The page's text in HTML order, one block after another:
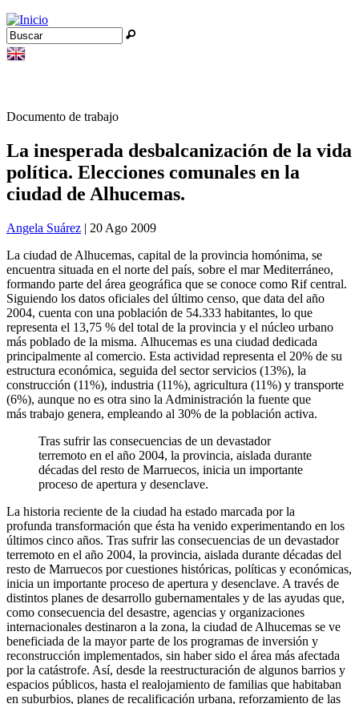
Jump to navigation
Formulario de búsqueda
Buscar
Documento de trabajo
La inesperada desbalcanización de la vida
política. Elecciones comunales en la
ciudad de Alhucemas.
Angela Suárez | 20 Ago 2009
La ciudad de Alhucemas, capital de la provincia homónima, se
encuentra situada en el norte del país, sobre el mar Mediterráneo,
formando parte del área geográfica que se conoce como Rif central.
Siguiendo los datos oficiales del último censo, que data del año
2004, cuenta con una población de 54.333 habitantes, lo que
representa el 13,75 % del total de la provincia y el núcleo urbano
más poblado de la misma. Alhucemas es una ciudad dedicada
principalmente al comercio. Esta actividad representa el 20% de su
estructura económica, seguida del sector servicios (13%), la
construcción (11%), industria (11%), agricultura (11%) y transporte
(6%), aunque no es otra sino la Administración la fuente que
más trabajo genera, empleando al 30% de la población activa.
Tras sufrir las consecuencias de un devastador
terremoto en el año 2004, la provincia, aislada durante
décadas del resto de Marruecos, inicia un importante
proceso de apertura y desenclave.
La historia reciente de la ciudad ha estado marcada por la
profunda transformación que ésta ha venido experimentando en los
últimos cinco años. Tras sufrir las consecuencias de un devastador
terremoto en el año 2004, la provincia, aislada durante décadas del
resto de Marruecos por cuestiones históricas, políticas y económicas,
inicia un importante proceso de apertura y desenclave. A través de
distintos planes de desarrollo gubernamentales y de las ayudas que,
como consecuencia del desastre, agencias y organizaciones
internacionales destinaron a la zona, la ciudad de Alhucemas se ve
beneficiada de la mayor parte de los programas de inversión y
reconstrucción implementados, sin haber sido el área más afectada
por la catástrofe. Así, desde la reestructuración de algunos barrios y
espacios públicos, hasta el realojamiento de familias que habitaban
en suburbios, planes de recalificación urbana, reforzamiento de las